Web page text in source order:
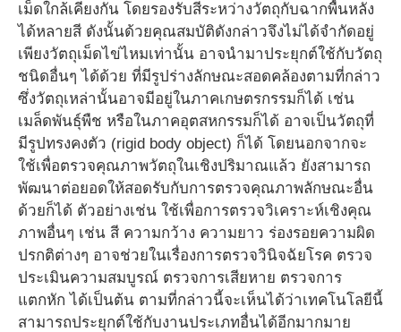
เม็ดใกล้เคียงกัน โดยรองรับสีระหว่างวัตถุกับฉากพื้นหลัง
ได้หลายสี ดังนั้นด้วยคุณสมบัติดังกล่าวจึงไม่ได้จำกัดอยู่
เพียงวัตถุเม็ดไข่ไหมเท่านั้น อาจนำมาประยุกต์ใช้กับวัตถุ
ชนิดอื่นๆ ได้ด้วย ที่มีรูปร่างลักษณะสอดคล้องตามที่กล่าว
ซึ่งวัตถุเหล่านั้นอาจมีอยู่ในภาคเกษตรกรรมก็ได้ เช่น
เมล็ดพันธุ์พืช หรือในภาคอุตสหกรรมก็ได้ อาจเป็นวัตถุที่
มีรูปทรงคงตัว (rigid body object) ก็ได้ โดยนอกจากจะ
ใช้เพื่อตรวจคุณภาพวัตถุในเชิงปริมาณแล้ว ยังสามารถ
พัฒนาต่อยอดให้สอดรับกับการตรวจคุณภาพลักษณะอื่น
ด้วยก็ได้ ตัวอย่างเช่น ใช้เพื่อการตรวจวิเคราะห์เชิงคุณ
ภาพอื่นๆ เช่น สี ความกว้าง ความยาว ร่องรอยความผิด
ปรกติต่างๆ อาจช่วยในเรื่องการตรวจวินิจฉัยโรค ตรวจ
ประเมินความสมบูรณ์ ตรวจการเสียหาย ตรวจการ
แตกหัก ได้เป็นต้น ตามที่กล่าวนี้จะเห็นได้ว่าเทคโนโลยีนี้
สามารถประยุกต์ใช้กับงานประเภทอื่นได้อีกมากมาย